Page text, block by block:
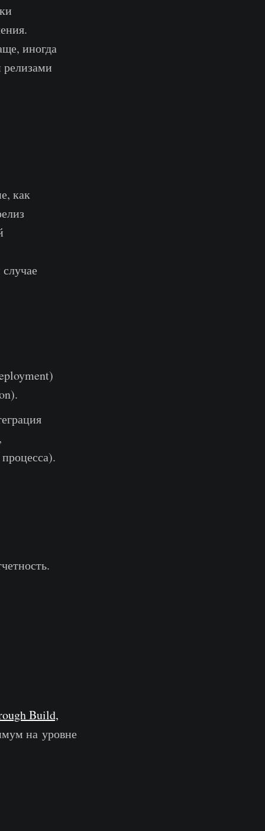
иногда
как
Build,
на уровне